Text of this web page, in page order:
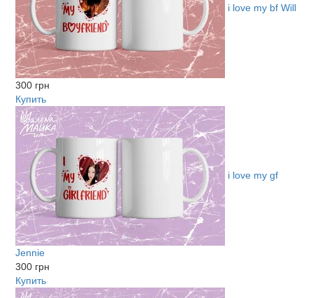
i love my bf Will
300 грн
Купить
i love my gf
Jennie
300 грн
Купить